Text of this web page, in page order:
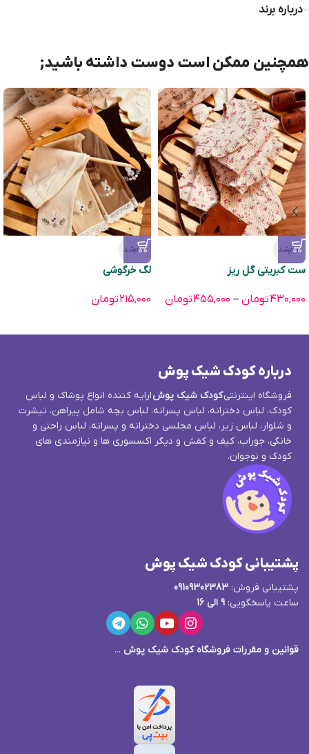
درباره برند
همچنین ممکن است دوست داشته باشید;
تمام‌شد
ست کبریتی گل ریز
۴۳۰,۰۰۰تومان – ۴۵۵,۰۰۰تومان
تمام‌شد
لگ خرگوشی
۲۱۵,۰۰۰تومان
درباره کودک شیک پوش
فروشگاه اینترنتیکودک شیک پوشارایه کننده انواع پوشاک و لباس
کودک، لباس دخترانه، لباس پسرانه، لباس بچه شامل پیراهن، تیشرت
و شلوار، لباس زیر، لباس مجلسی دخترانه و پسرانه، لباس راحتی و
خانگی، جوراب، کیف و کفش و دیگر اکسسوری ها و نیازمندی های
کودک و نوجوان.
پشتیبانی کودک شیک پوش
پشتیبانی فروش: 09109302383
ساعت پاسخگویی: 9 الی 16
قوانین و مقررات فروشگاه کودک شیک پوش ...